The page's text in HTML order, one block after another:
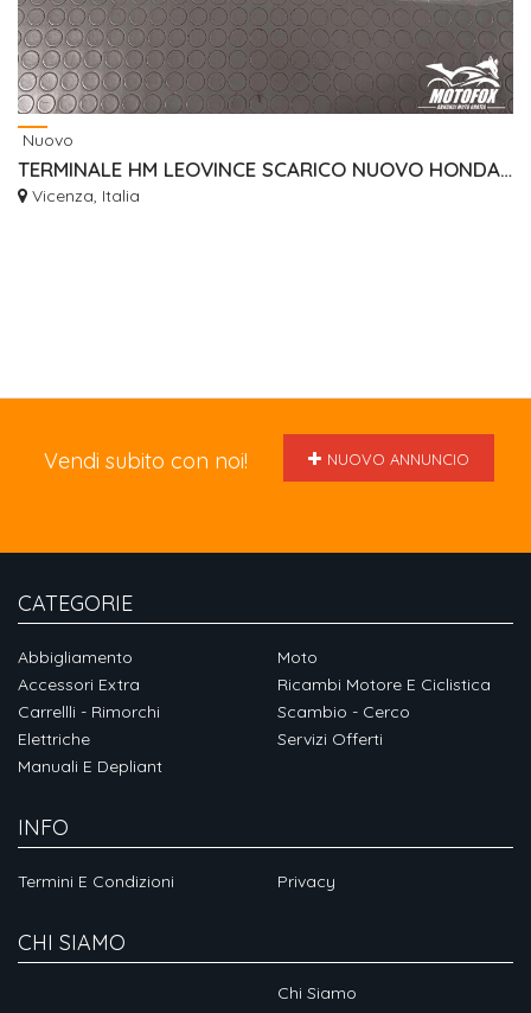
Nuovo
TERMINALE HM LEOVINCE SCARICO NUOVO HONDA CRF 450 2006/2008 OMOLOGATO
Vicenza, Italia
Vendi subito con noi! NUOVO ANNUNCIO
CATEGORIE
Abbigliamento
Accessori Extra
Carrellli - Rimorchi
Elettriche
Manuali E Depliant
Moto
Ricambi Motore E Ciclistica
Scambio - Cerco
Servizi Offerti
INFO
Termini E Condizioni Privacy
CHI SIAMO
Chi Siamo